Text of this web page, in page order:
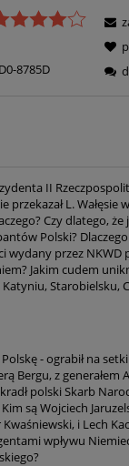
8785D
II
przekazał L. Wałęsie
Czy dlatego,
Polski?
wydany przez NKWD
Jakim cudem
Starobielsku,
- ograbił na
Bergu, z
polski Skarb
są Wojciech
Kwaśniewski, i Lech
wpływu